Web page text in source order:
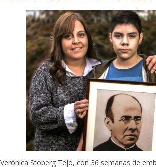
Verónica Stoberg Tejo, con 36 semanas de